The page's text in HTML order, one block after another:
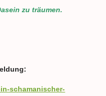
zu träumen.
schamanischer-